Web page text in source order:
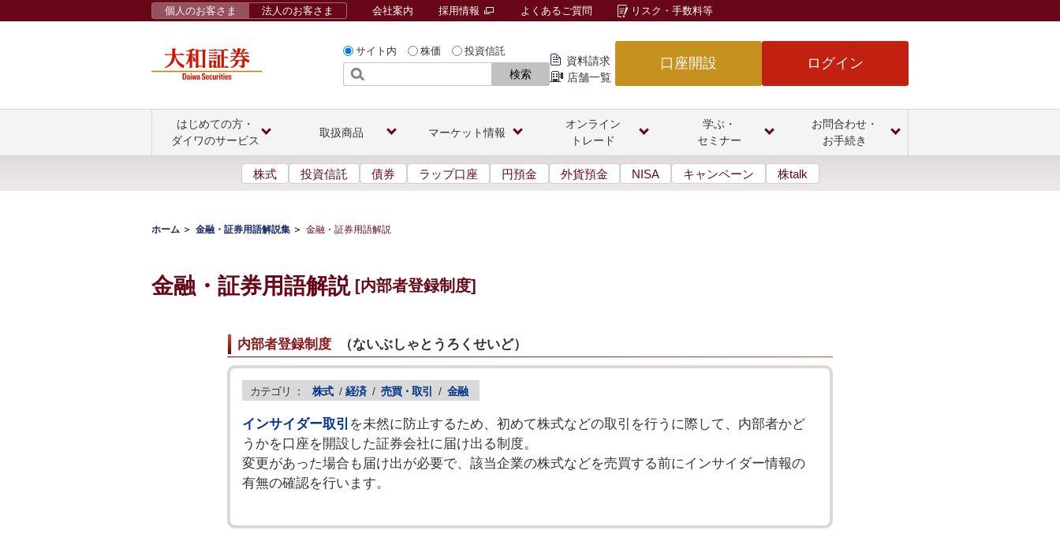
サイト内 株価 投資信託
検索
資料請求
店舗一覧
口座開設 ログイン
個人のお客さま 法人のお客さま 会社案内 採用情報 よくあるご質問 リスク・手数料等
はじめての方・
ダイワのサービス
取扱商品 マーケット情報
オンライン
トレード
学ぶ・
セミナー
お問合わせ・
お手続き
株式 投資信託 債券 ラップ口座 円預金 外貨預金 NISA キャンペーン 株talk
ホーム 金融・証券用語解説集 金融・証券用語解説
金融・証券用語解説 [内部者登録制度]
内部者登録制度 （ないぶしゃとうろくせいど）
カテゴリ ： 株式 / 経済 / 売買・取引 / 金融
インサイダー取引 を未然に防止するため、初めて株式などの取引を行うに際して、内部者かど
うかを口座を開設した証券会社に届け出る制度。
変更があった場合も届け出が必要で、該当企業の株式などを売買する前にインサイダー情報の
有無の確認を行います。